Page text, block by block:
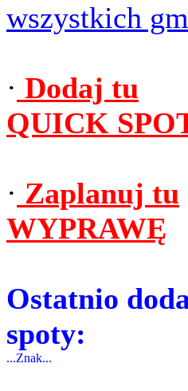
wszystkich
· Dodaj tu
QUICK
· Zaplanuj tu
WYPRAWĘ
Ostatnio
spoty:
...Znak...